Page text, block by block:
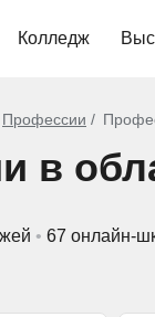
Колледж
Профессии
в
• 67 онлайн-